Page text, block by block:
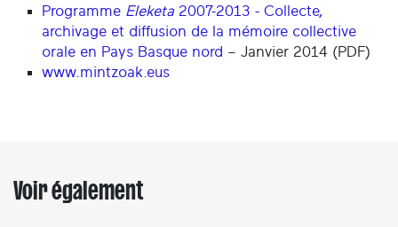
Programme Eleketa 2007-2013 - Collecte,
archivage et diffusion de la mémoire collective
orale en Pays Basque nord – Janvier 2014 (PDF)
www.mintzoak.eus
Voir également